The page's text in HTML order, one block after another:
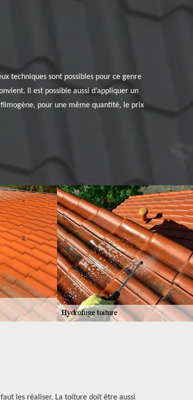
techniques sont possibles pour ce genre
Il est possible aussi d’appliquer un
pour une même quantité, le prix
les réaliser. La toiture doit être aussi